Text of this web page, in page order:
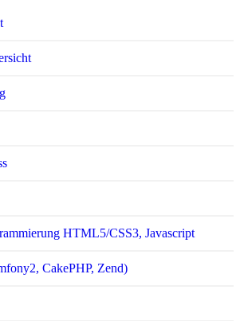
HTML5/CSS3, Javascript
CakePHP, Zend)